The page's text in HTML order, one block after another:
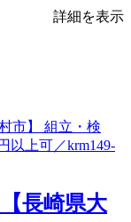
詳細を表示
長崎県大